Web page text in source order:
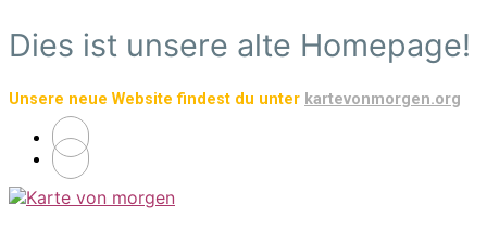
Zum
Hauptinhalt
Dies ist unsere alte Homepage!
Unsere neue Website findest du unter kartevonmorgen.org